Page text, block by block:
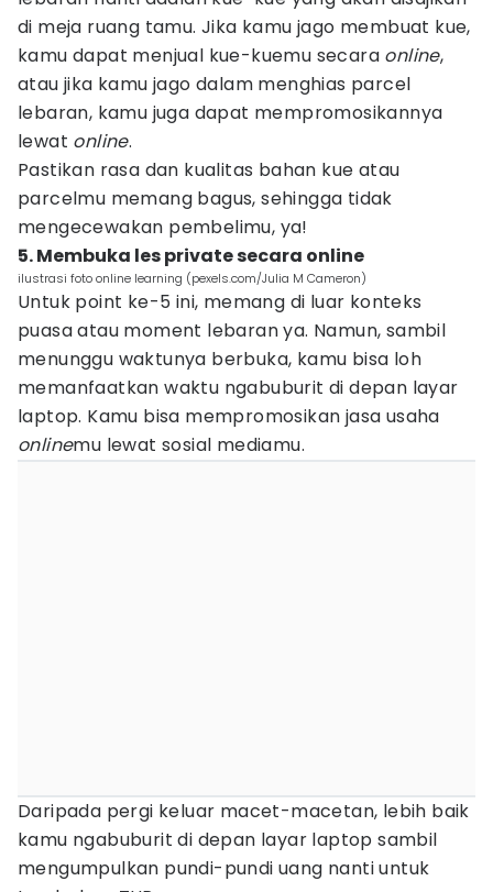
di meja ruang tamu. Jika kamu jago membuat kue,
kamu dapat menjual kue-kuemu secara online,
atau jika kamu jago dalam menghias parcel
lebaran, kamu juga dapat mempromosikannya
lewat online.
Pastikan rasa dan kualitas bahan kue atau
parcelmu memang bagus, sehingga tidak
mengecewakan pembelimu, ya!
5. Membuka les private secara online
ilustrasi foto online learning (pexels.com/Julia M Cameron)
Untuk point ke-5 ini, memang di luar konteks
puasa atau moment lebaran ya. Namun, sambil
menunggu waktunya berbuka, kamu bisa loh
memanfaatkan waktu ngabuburit di depan layar
laptop. Kamu bisa mempromosikan jasa usaha
onlinemu lewat sosial mediamu.
Daripada pergi keluar macet-macetan, lebih baik
kamu ngabuburit di depan layar laptop sambil
mengumpulkan pundi-pundi uang nanti untuk